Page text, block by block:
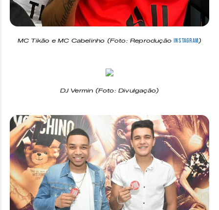
MC Tikão e MC Cabelinho (Foto: Reprodução Instagram )
DJ Vermin (Foto: Divulgação)